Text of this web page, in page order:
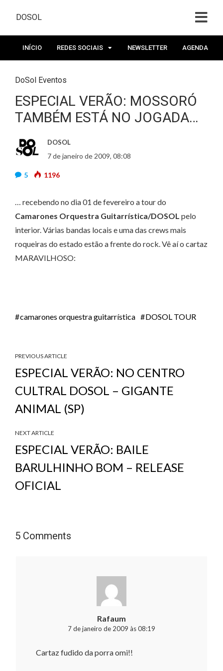
DOSOL
INÍCIO REDES SOCIAIS NEWSLETTER AGENDA
DoSol Eventos
ESPECIAL VERÃO: MOSSORÓ
TAMBÉM ESTÁ NO JOGADA…
DOSOL
7 de janeiro de 2009, 08:08
5 1196
… recebendo no dia 01 de fevereiro a tour do
Camarones Orquestra Guitarrística/DOSOL pelo
interior. Várias bandas locais e uma das crews mais
roqueiras do estado estão a frente do rock. Vê aí o cartaz
MARAVILHOSO:
camarones orquestra guitarrística DOSOL TOUR
PREVIOUS ARTICLE
ESPECIAL VERÃO: NO CENTRO
CULTRAL DOSOL – GIGANTE
ANIMAL (SP)
NEXT ARTICLE
ESPECIAL VERÃO: BAILE
BARULHINHO BOM – RELEASE
OFICIAL
5 Comments
Rafaum
7 de janeiro de 2009 às 08:19
Cartaz fudido da porra omi!!